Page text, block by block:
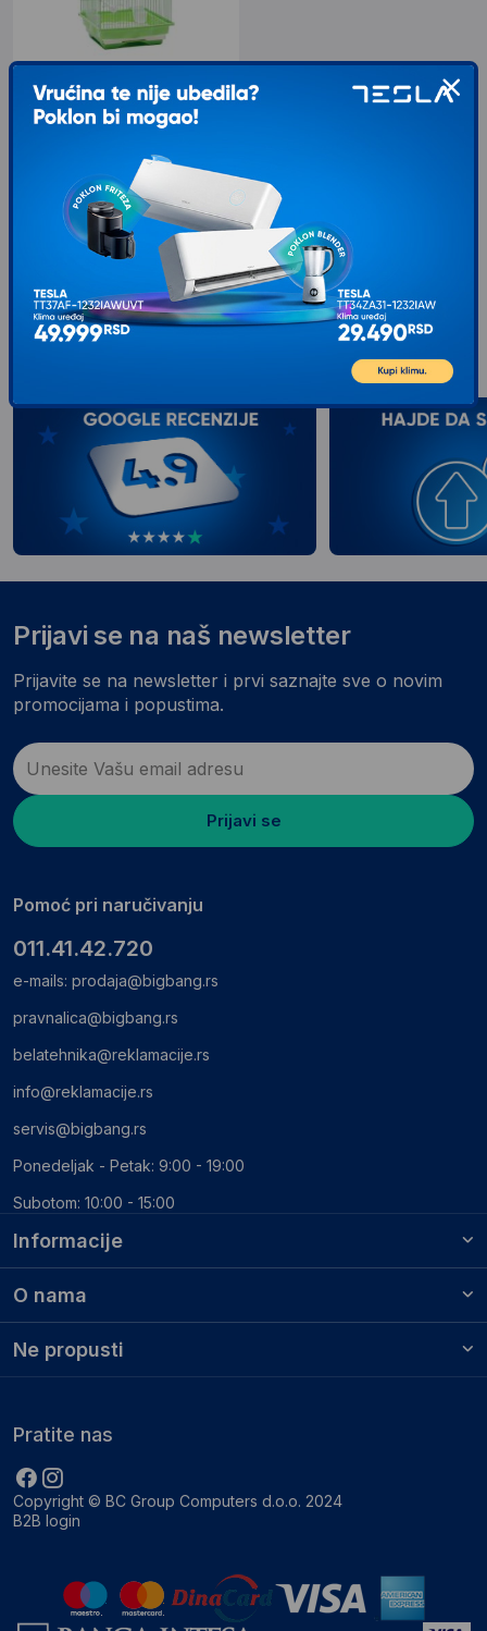
SAVACOOP Sklopivi kavez za
ptice mali - grk 5B112
Sklopivi kavez za ptice mali - grk
5B112 Obezbedite svojim pernatom
ljubimcu siguran i udoban dom uz
sklopivi kavez
1.54900RSD
Informacije
O nama
Ne propusti
Prijavi se na naš newsletter
Prijavite se na newsletter i prvi saznajte sve o novim
promocijama i popustima.
Prijavi se
Pomoć pri naručivanju
011.41.42.720
e-mails: prodaja@bigbang.rs
pravnalica@bigbang.rs
belatehnika@reklamacije.rs
info@reklamacije.rs
servis@bigbang.rs
Ponedeljak - Petak: 9:00 - 19:00
Subotom: 10:00 - 15:00
Copyright © BC Group Computers d.o.o. 2024
B2B login
Pratite nas